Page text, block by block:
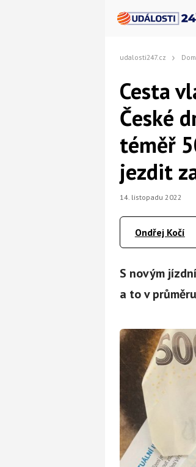
udalosti247.cz
Cesta
České
téměř
jezdit
14. listopadu 2022
Ondřej Kočí
S novým
a to v